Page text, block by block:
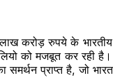
करोड़रुपये के
को मजबूत कर रही
समर्थन प्राप्त है, जो